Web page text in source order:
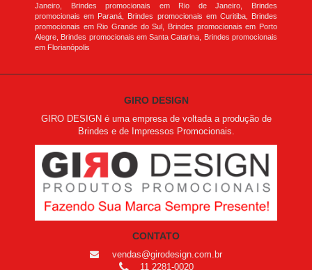
Janeiro, Brindes promocionais em Rio de Janeiro, Brindes
promocionais em Paraná, Brindes promocionais em Curitiba, Brindes
promocionais em Rio Grande do Sul, Brindes promocionais em Porto
Alegre, Brindes promocionais em Santa Catarina, Brindes promocionais
em Florianópolis
GIRO DESIGN
GIRO DESIGN é uma empresa de voltada a produção de
Brindes e de Impressos Promocionais.
CONTATO
vendas@girodesign.com.br
11 2281-0020